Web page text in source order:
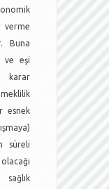
verme
Buna
ve eşi
karar
esnek
süreli